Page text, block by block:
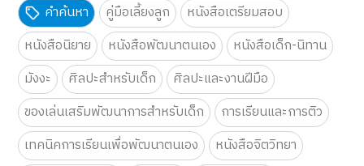
คำค้นหา คู่มือเลี้ยงลูก
หนังสือเตรียมสอบ
หนังสือนิยาย
หนังสือพัฒนาตนเอง
หนังสือเด็ก-นิทาน
มังงะ
ศิลปะสำหรับเด็ก
ศิลปะและงานฝีมือ
ของเล่นเสริมพัฒนาการสำหรับเด็ก
การเรียนและการติว
เทคนิคการเรียนเพื่อพัฒนาตนเอง
หนังสือจิตวิทยา